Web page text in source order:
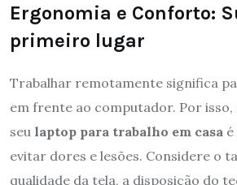
Ergonomia e Conforto:
primeiro lugar
Trabalhar remotamente significa
em frente ao computador. Por
seu laptop para trabalho em casa
evitar dores e lesões. Considere o
qualidade da tela, a disposição do